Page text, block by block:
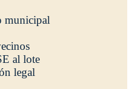
municipal
al lote
legal